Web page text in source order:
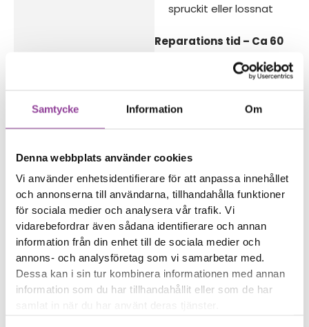
Samtycke Information Om
Denna webbplats använder cookies
Vi använder enhetsidentifierare för att anpassa innehållet
och annonserna till användarna, tillhandahålla funktioner
för sociala medier och analysera vår trafik. Vi
vidarebefordrar även sådana identifierare och annan
information från din enhet till de sociala medier och
annons- och analysföretag som vi samarbetar med.
Dessa kan i sin tur kombinera informationen med annan
information som du har tillhandahållit eller som de har
samlat in när du har använt deras tjänster.
spruckit eller lossnat
Reparations tid – Ca 60
Fler reparationer för samma
modell
Data Recovery 499,00kr
Vattenskadebehandling499,00kr
Felsökning299,00kr
Rengöring 299,00kr
Byte av ström & volym499,00kr
Byte av nedre högtalare 499,00